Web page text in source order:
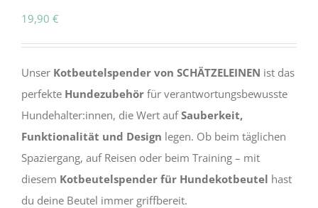
19,90 €
Unser Kotbeutelspender von SCHÄTZELEINEN ist das
perfekte Hundezubehör für verantwortungsbewusste
Hundehalter:innen, die Wert aufSauberkeit,
Funktionalität und Design legen. Ob beim täglichen
Spaziergang, auf Reisen oder beim Training – mit
diesem Kotbeutelspender für Hundekotbeutel hast
du deine Beutel immer griffbereit.